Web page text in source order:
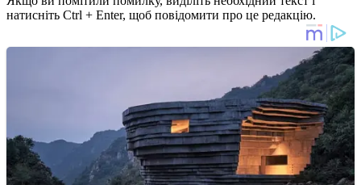
натисніть Ctrl + Enter, щоб повідомити про це редакцію.